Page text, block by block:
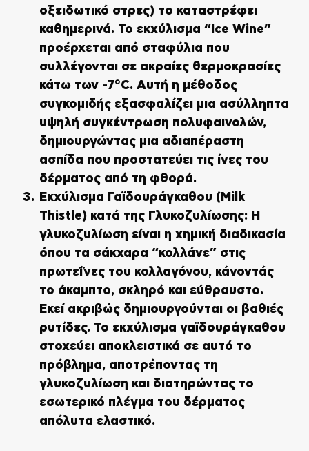
οξειδωτικό στρες) το καταστρέφει
καθημερινά. Το εκχύλισμα “Ice Wine”
προέρχεται από σταφύλια που
συλλέγονται σε ακραίες θερμοκρασίες
κάτω των -7°C. Αυτή η μέθοδος
συγκομιδής εξασφαλίζει μια ασύλληπτα
υψηλή συγκέντρωση πολυφαινολών,
δημιουργώντας μια αδιαπέραστη
ασπίδα που προστατεύει τις ίνες του
δέρματος από τη φθορά.
Εκχύλισμα Γαϊδουράγκαθου (Milk
Thistle) κατά της Γλυκοζυλίωσης:Η
γλυκοζυλίωση είναι η χημική διαδικασία
όπου τα σάκχαρα “κολλάνε” στις
πρωτεΐνες του κολλαγόνου, κάνοντάς
το άκαμπτο, σκληρό και εύθραυστο.
Εκεί ακριβώς δημιουργούνται οι βαθιές
ρυτίδες. Το εκχύλισμα γαϊδουράγκαθου
στοχεύει αποκλειστικά σε αυτό το
πρόβλημα, αποτρέποντας τη
γλυκοζυλίωση και διατηρώντας το
εσωτερικό πλέγμα του δέρματος
απόλυτα ελαστικό.